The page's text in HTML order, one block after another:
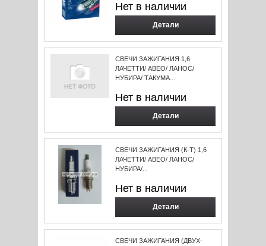
Нет в наличии
Детали
СВЕЧИ ЗАЖИГАНИЯ 1,6
ЛАЧЕТТИ/ АВЕО/ ЛАНОС/
НУБИРА/ ТАКУМА...
Нет в наличии
Детали
СВЕЧИ ЗАЖИГАНИЯ (К-Т) 1,6
ЛАЧЕТТИ/ АВЕО/ ЛАНОС/
НУБИРА/...
Нет в наличии
Детали
СВЕЧИ ЗАЖИГАНИЯ (ДВУХ-